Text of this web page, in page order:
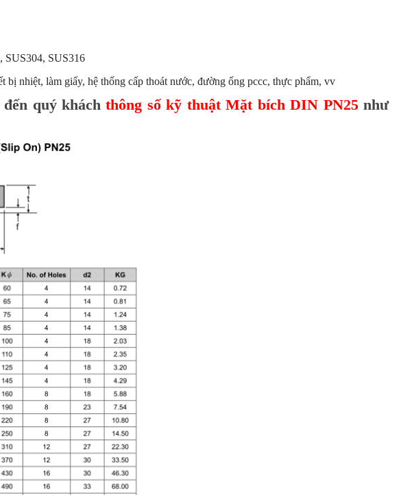
SUS304, SUS316
bị nhiệt, làm giấy, hệ thống cấp thoát nước, đường ống pccc, thực phẩm, vv
quý kháchthông số kỹ thuậtMặt bích DIN PN25 như